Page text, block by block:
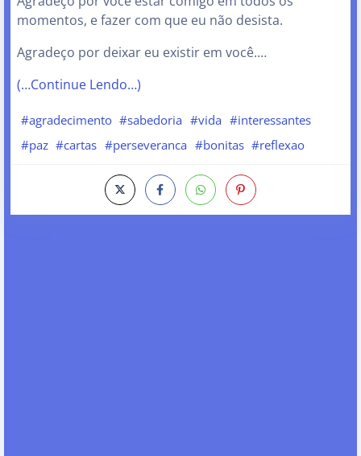
momentos, e fazer com que eu não desista.
Agradeço por deixar eu existir em você.…
(…Continue Lendo…)
#agradecimento #sabedoria #vida #interessantes
#paz #cartas #perseveranca #bonitas #reflexao